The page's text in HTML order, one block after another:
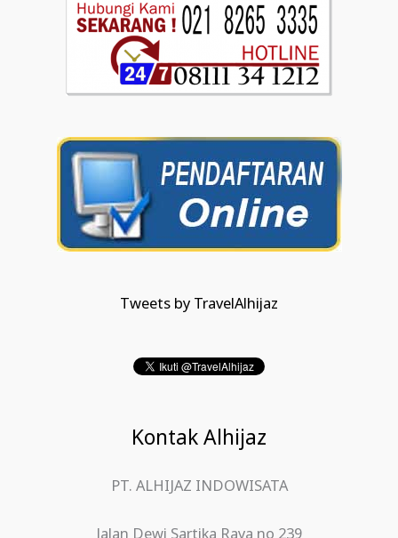
Tweets by TravelAlhijaz
Kontak Alhijaz
PT. ALHIJAZ INDOWISATA